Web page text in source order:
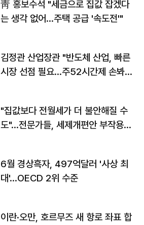
靑 홍보수석 "세금으로 집값 잡겠다
는 생각 없어…주택 공급 '속도전'"
김정관 산업장관 "반도체 산업, 빠른
시장 선점 필요…주52시간제 손봐
"집값보다 전월세가 더 불안해질 수
도"…전문가들, 세제개편안 부작용
6월 경상흑자, 497억달러 '사상 최
대'…OECD 2위 수준
이란·오만, 호르무즈 새 항로 좌표 합